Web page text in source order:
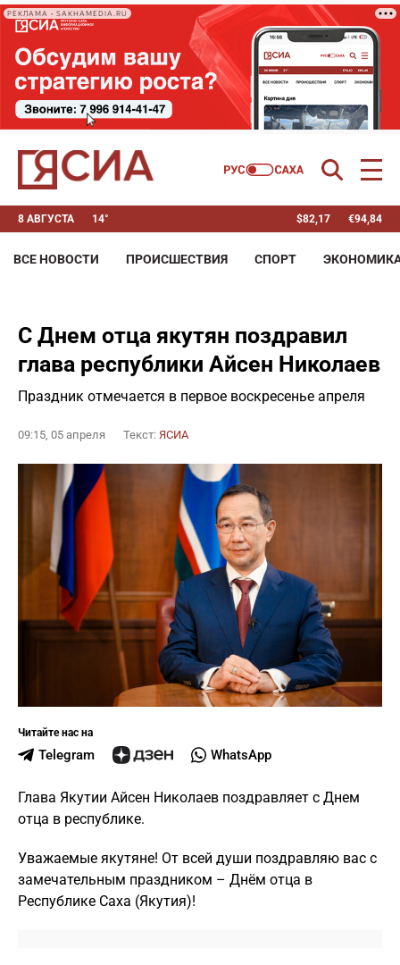
РЕКЛАМА • SAKHAMEDIA.RU
8 АВГУСТА 14° $82,17 €94,84
ВСЕ НОВОСТИ ПРОИСШЕСТВИЯ СПОРТ
С Днем отца якутян поздравил
глава республики Айсен Николаев
Праздник отмечается в первое воскресенье апреля
09:15, 05 апреля Текст: ЯСИА
Читайте нас на
Telegram WhatsApp
Глава Якутии Айсен Николаев поздравляет с Днем
отца в республике.
Уважаемые якутяне! От всей души поздравляю вас с
замечательным праздником – Днём отца в
Республике Саха (Якутия)!